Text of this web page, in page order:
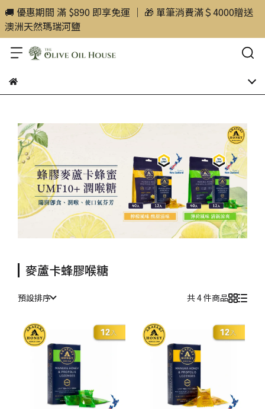
🚚 優惠期間 滿 $890 即享免運 ｜ 🎁 單筆消費滿＄4000贈送
澳洲天然瑪瑞河鹽
麥蘆卡蜂膠喉糖
預設排序 共 4 件商品